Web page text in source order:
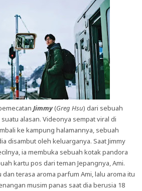
Jimmy(Greg Hsu) dari sebuah
alasan. Videonya sempat viral di
ke kampung halamannya, sebuah
disambut oleh keluarganya. Saat Jimmy
ia membuka sebuah kotak pandora
kartu pos dari teman Jepangnya, Ami.
terasa aroma parfum Ami, lalu aroma itu
musim panas saat dia berusia 18